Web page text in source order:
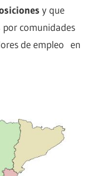
y que
por comunidades
de empleo en